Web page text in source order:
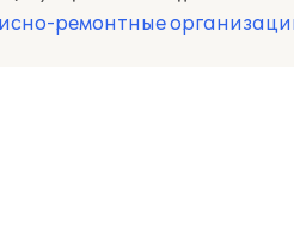
ремонтные